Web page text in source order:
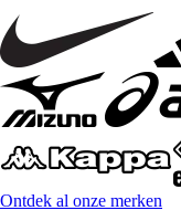
Ontdek al onze merken